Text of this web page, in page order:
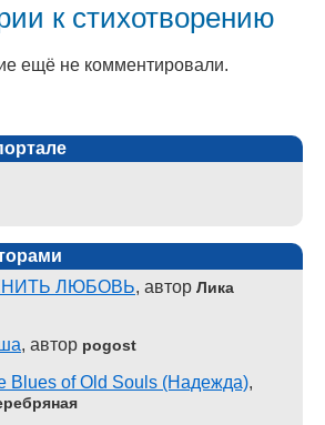
к стихотворению
ещё не комментировали.
ЛЮБОВЬ, автор Лика
, автор pogost
Blues of Old Souls (Надежда),